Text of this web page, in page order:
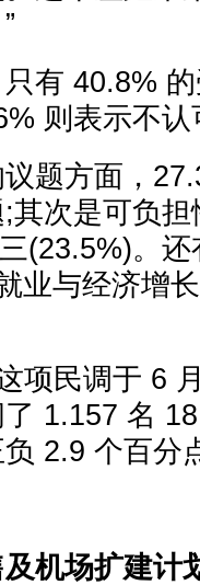
有 40.8%
则表示不
题方面，
其次是可负
(23.5%)。
业与经济增
项民调于 6
1.157 名
2.9 个百分
机场扩建计